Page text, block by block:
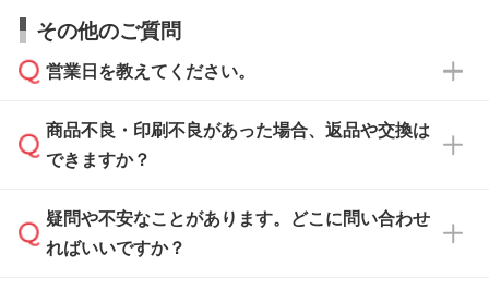
い合わせください。
なお、印刷用データの作り方に関する詳細は、
から添付してお送りください。
・解像度の低いデータをトレース/調整してほ
しい
解像度の低い画像や、手書きのイラスト、写真
などを、印刷に適したベクターデータに変換し
・フルカラーデータを1色に変換してほしい
お見積・ご注文・
相談いただきますと、担当スタッフがお客様の
ご希望や商品の本体色を確認し、印刷色をご提
本体色がブラック、ネイビーなど濃色の場合は
白色か淡い色の印刷色をおすすめしておりま
す。
本体色がナチュラルなど淡色の場合、印刷をく
っきりと目立たせたいときは濃い印刷色が、柔
らかい雰囲気にしたいときは淡い印刷色が映え
その他のご質問
営業日を教えてください。
営業日は平日の10:00～18:00で、土日祝日はお
休みとなります。注文・見積・お問い合わせ
速やかに対応いたします。
商品不良・印刷不良があった場合、返品や交換は
できますか？
お手数をお掛けいたしますが、至急担当スタッ
フまでご連絡ください。商品の状況を確認し、
疑問や不安なことがあります。どこに問い合わせ
ればいいですか？